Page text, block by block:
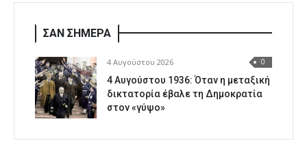
ΣΑΝ ΣΗΜΕΡΑ
4 Αυγούστου 2026 0
4 Αυγούστου 1936: Όταν η μεταξική
δικτατορία έβαλε τη Δημοκρατία
στον «γύψο»